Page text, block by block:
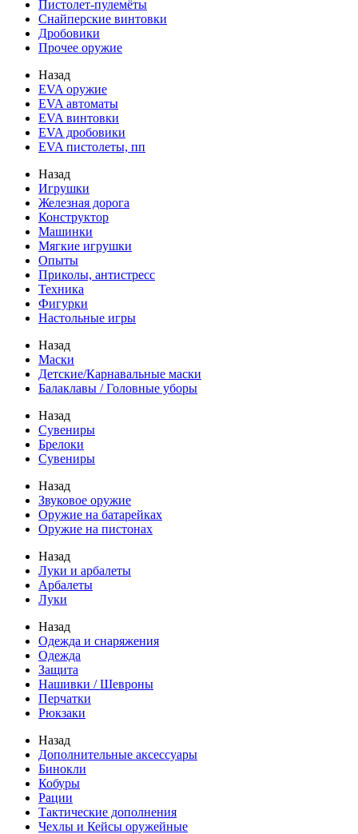
Пистолет-пулемёты
Снайперские винтовки
Дробовики
Прочее оружие
Назад
EVA оружие
EVA автоматы
EVA винтовки
EVA дробовики
EVA пистолеты, пп
Назад
Игрушки
Железная дорога
Конструктор
Машинки
Мягкие игрушки
Опыты
Приколы, антистресс
Техника
Фигурки
Настольные игры
Назад
Маски
Детские/Карнавальные маски
Балаклавы / Головные уборы
Назад
Сувениры
Брелоки
Сувениры
Назад
Звуковое оружие
Оружие на батарейках
Оружие на пистонах
Назад
Луки и арбалеты
Арбалеты
Луки
Назад
Одежда и снаряжения
Одежда
Защита
Нашивки / Шевроны
Перчатки
Рюкзаки
Назад
Дополнительные аксессуары
Бинокли
Кобуры
Рации
Тактические дополнения
Чехлы и Кейсы оружейные